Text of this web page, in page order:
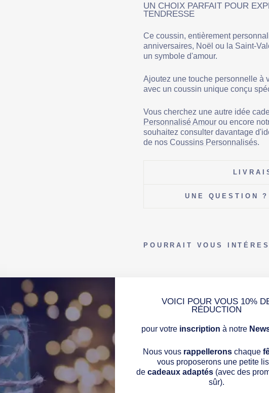
VOICI POUR VOUS 10%
RÉDUCTION
pour votre inscription à notre
Nous vous rappelleronschaque
vous proposerons une petite
de cadeaux adaptés(avec des
sûr).
UN CHOIX PARFAIT POUR
TENDRESSE
Ce coussin, entièrement
anniversaires, Noël ou la Saint-
un symbole d'amour.
Ajoutez une touche personnelle à
avec un coussin unique conçu
Vous cherchez une autre idée
Personnalisé Amour ou encore
souhaitez consulter davantage
de nos Coussins Personnalisés.
UNE QUESTION
POURRAIT VOUS
S
I
N
E
R
N
N
L